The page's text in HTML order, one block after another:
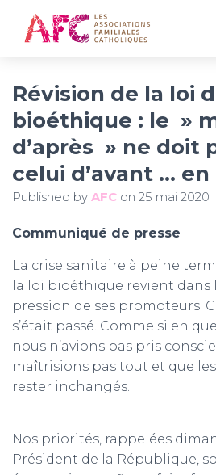
Révision de la loi
bioéthique : le »
d’après » ne doit
celui d’avant … en
Published by AFC on 25 mai 2020
Communiqué de presse
La crise sanitaire à peine
la loi bioéthique revient dans
pression de ses promoteurs.
s’était passé. Comme si en
nous n’avions pas pris
maîtrisions pas tout et que
rester inchangés.
Nos priorités, rappelées
Président de la République,